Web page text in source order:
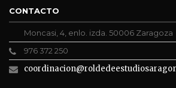
CONTACTO
Moncasi, 4, enlo. izda. 50006 Zaragoza
976 372 250